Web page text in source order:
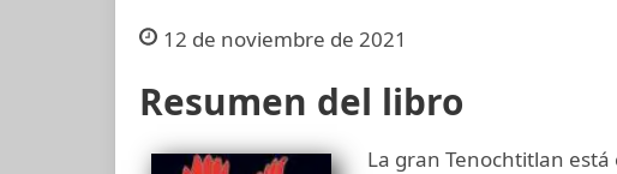
12 de noviembre de 2021
Resumen del libro
La gran Tenochtitlan